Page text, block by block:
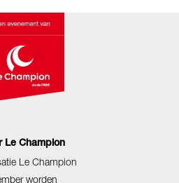
Le Champion
Le Champion
worden